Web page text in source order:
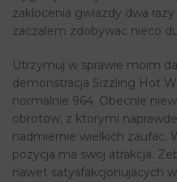
zaklocenia gwiazdy dwa
zaczalem zdobywac nieco
Utrzymuj w sprawie moim
demonstracja Sizzling Hot
normalnie 964. Obecnie
obrotow, z ktorymi
nadmiernie wielkich zaufac.
pozycja ma swoj atrakcja.
nawet satysfakcjonujacych